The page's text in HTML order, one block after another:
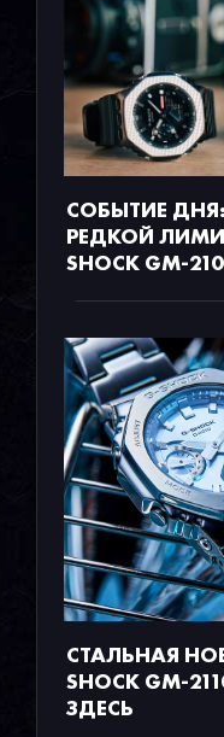
СОБЫТИЕ
РЕДКОЙ
SHOCK GM-
СТАЛЬНАЯ
SHOCK GM-
ЗДЕСЬ